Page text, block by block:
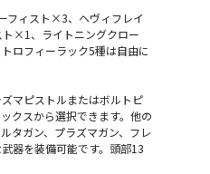
フィスト×3、ヘヴィフレイ
×1、ライトニングクロー
ロフィーラック5種は自由に
マピストルまたはボルトピ
クスから選択できます。他の
タガン、プラズマガン、フレ
器を装備可能です。頭部13